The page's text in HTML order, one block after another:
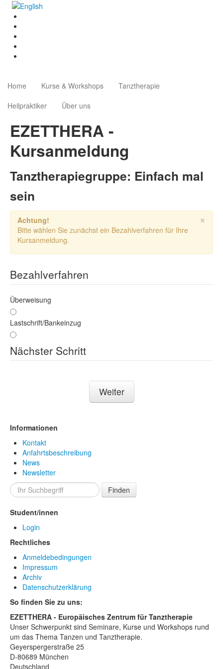
Home Kurse & Workshops
Tanztherapie
Heilpraktiker
Über uns
EZETTHERA -
Kursanmeldung
Tanztherapiegruppe: Einfach mal
sein
×
Achtung!
Bitte wählen Sie zunächst ein Bezahlverfahren für Ihre
Kursanmeldung.
Bezahlverfahren
Überweisung
Lastschrift/Bankeinzug
Nächster Schritt
Weiter
Informationen
Kontakt
Anfahrtsbeschreibung
News
Newsletter
Finden
Student/innen
Login
Rechtliches
Anmeldebedingungen
Impressum
Archiv
Datenschutzerklärung
So finden Sie zu uns:
EZETTHERA - Europäisches Zentrum für Tanztherapie
Unser Schwerpunkt sind Seminare, Kurse und Workshops rund
um das Thema Tanzen und Tanztherapie.
Geyerspergerstraße 25
D-80689 München
Deutschland